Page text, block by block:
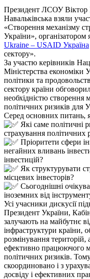
Президент ЛСОУ Віктор
Навальківська взяли
«Створення механізму
України»,
Ukraine – USAID Україна
сектору».
За участю керівників
Міністерства економіки
політики та
сектору країни
необхідністю створення
політичних ризиків для
Серед основних питань,
Які саме політичні
страхування політичних
Пріоритети сфери
негайних вливань
інвестицій?
Як структурувати
місцевих інвесторів?
Сьогоднішні
іноземних від
Усі учасники дискусії
Президент України,
залучають на майбутнє
інфраструктури країни,
розмінування територій,
ефективно працюючого
політичних ризиків.
скоординовано і з
досвіду і ефективних